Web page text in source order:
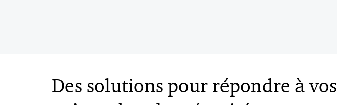
Des solutions pour répondre à vos